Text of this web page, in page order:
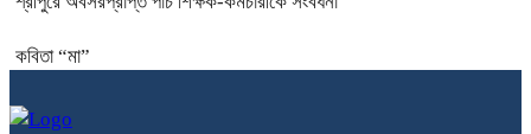
কবিতা “মা”